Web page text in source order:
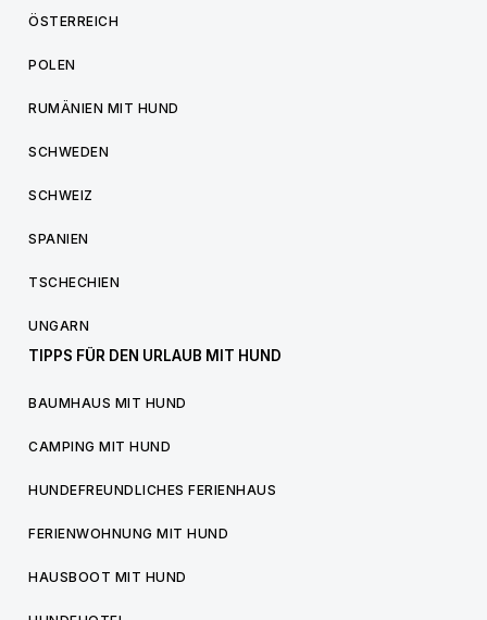
ÖSTERREICH
POLEN
RUMÄNIEN MIT HUND
SCHWEDEN
SCHWEIZ
SPANIEN
TSCHECHIEN
UNGARN
TIPPS FÜR DEN URLAUB MIT HUND
BAUMHAUS MIT HUND
CAMPING MIT HUND
HUNDEFREUNDLICHES FERIENHAUS
FERIENWOHNUNG MIT HUND
HAUSBOOT MIT HUND